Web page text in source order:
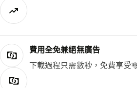
費用全免兼絕無廣告
下載過程只需數秒，免費享受